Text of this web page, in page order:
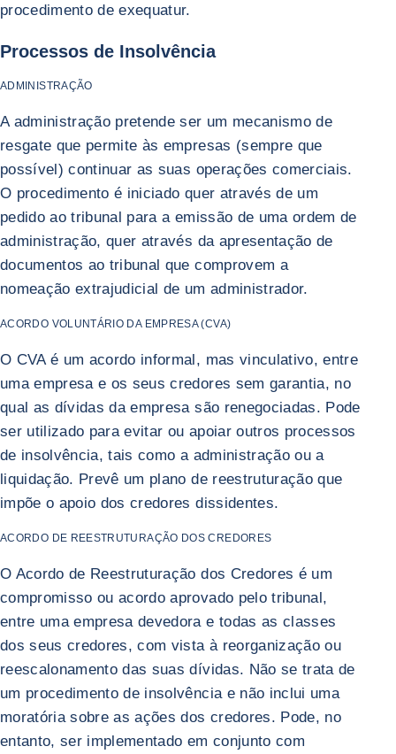
procedimento de exequatur.
Processos de Insolvência
ADMINISTRAÇÃO
A administração pretende ser um mecanismo de
resgate que permite às empresas (sempre que
possível) continuar as suas operações comerciais.
O procedimento é iniciado quer através de um
pedido ao tribunal para a emissão de uma ordem de
administração, quer através da apresentação de
documentos ao tribunal que comprovem a
nomeação extrajudicial de um administrador.
ACORDO VOLUNTÁRIO DA EMPRESA (CVA)
O CVA é um acordo informal, mas vinculativo, entre
uma empresa e os seus credores sem garantia, no
qual as dívidas da empresa são renegociadas. Pode
ser utilizado para evitar ou apoiar outros processos
de insolvência, tais como a administração ou a
liquidação. Prevê um plano de reestruturação que
impõe o apoio dos credores dissidentes.
ACORDO DE REESTRUTURAÇÃO DOS CREDORES
O Acordo de Reestruturação dos Credores é um
compromisso ou acordo aprovado pelo tribunal,
entre uma empresa devedora e todas as classes
dos seus credores, com vista à reorganização ou
reescalonamento das suas dívidas. Não se trata de
um procedimento de insolvência e não inclui uma
moratória sobre as ações dos credores. Pode, no
entanto, ser implementado em conjunto com